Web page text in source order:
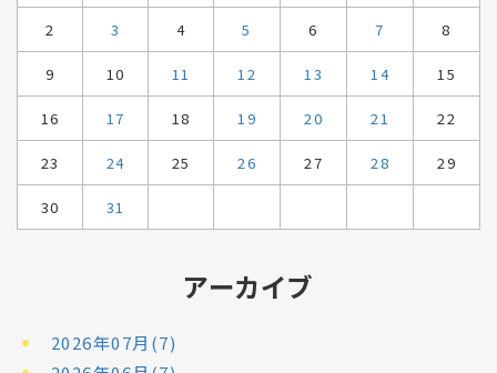
2 3 4 5 6 7 8
9 10 11 12 13 14 15
16 17 18 19 20 21 22
23 24 25 26 27 28 29
30 31
アーカイブ
2026年07月(7)